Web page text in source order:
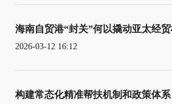
海南自贸港“封关”何以撬动亚太经
2026-03-12 16:12
构建常态化精准帮扶机制和政策体系